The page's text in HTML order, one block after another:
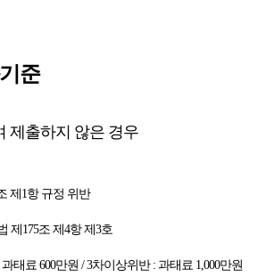
준
제출하지 않은 경우
제1항 규정 위반
제175조 제4항 제3호
태료 600만원 / 3차이상위반 : 과태료 1,000만원